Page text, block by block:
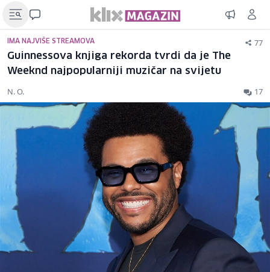
IMA NAJVIŠE STREAMOVA 77
Guinnessova knjiga rekorda tvrdi da je The
Weeknd najpopularniji muzičar na svijetu
N. O. 17